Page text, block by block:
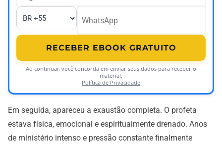
RECEBER EBOOK GRATUITO
Ao continuar, você concorda em enviar seus dados para receber o
material.
Política de Privacidade
Em seguida, apareceu a exaustão completa. O profeta
estava física, emocional e espiritualmente drenado. Anos
de ministério intenso e pressão constante finalmente